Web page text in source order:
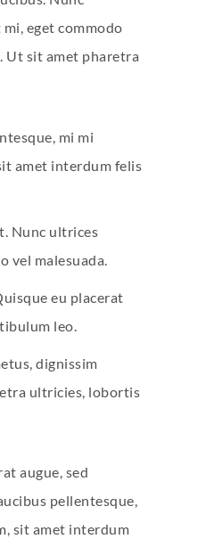
eget commodo
Ut sit amet pharetra
mi mi
amet interdum felis
Nunc ultrices
vel malesuada.
eu placerat
leo.
dignissim
ultricies, lobortis
augue, sed
pellentesque,
sit amet interdum